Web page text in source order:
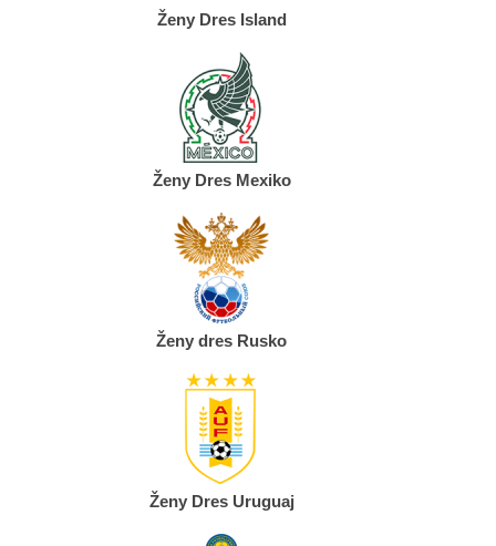
Ženy Dres Island
Ženy Dres Mexiko
Ženy dres Rusko
Ženy Dres Uruguaj